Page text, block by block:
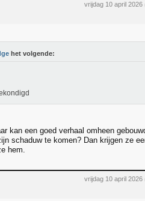
vrijdag 10 april 2026
het volgende:
kan een goed verhaal omheen
schaduw te komen? Dan krijgen ze
hem.
vrijdag 10 april 2026